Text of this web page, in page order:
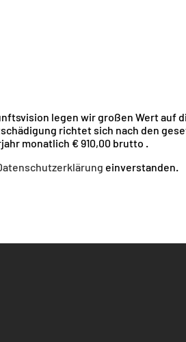
legen wir großen Wert auf
richtet sich nach den
monatlich € 910,00 brutto .
einverstanden.